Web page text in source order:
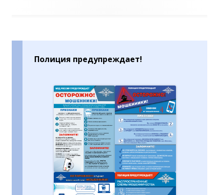
Полиция предупреждает!